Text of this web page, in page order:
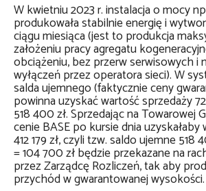
W kwietniu 2023 r. instalacja o mocy
produkowała stabilnie energię i
ciągu miesiąca (jest to produkcja
założeniu pracy agregatu
obciążeniu, bez przerw serwisowych i
wyłączeń przez operatora sieci). W
salda ujemnego (faktycznie ceny
powinna uzyskać wartość sprzedaży
518 400 zł. Sprzedając na Towarowej
cenie BASE po kursie dnia
412 179 zł, czyli tzw. saldo ujemne 518
= 104 700 zł będzie przekazane na
przez Zarządcę Rozliczeń, tak aby
przychód w gwarantowanej wysokości.